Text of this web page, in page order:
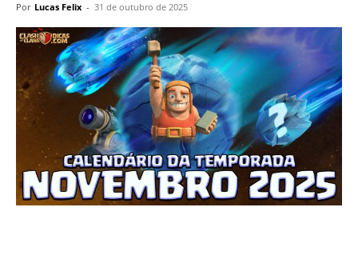
Por Lucas Felix - 31 de outubro de 2025